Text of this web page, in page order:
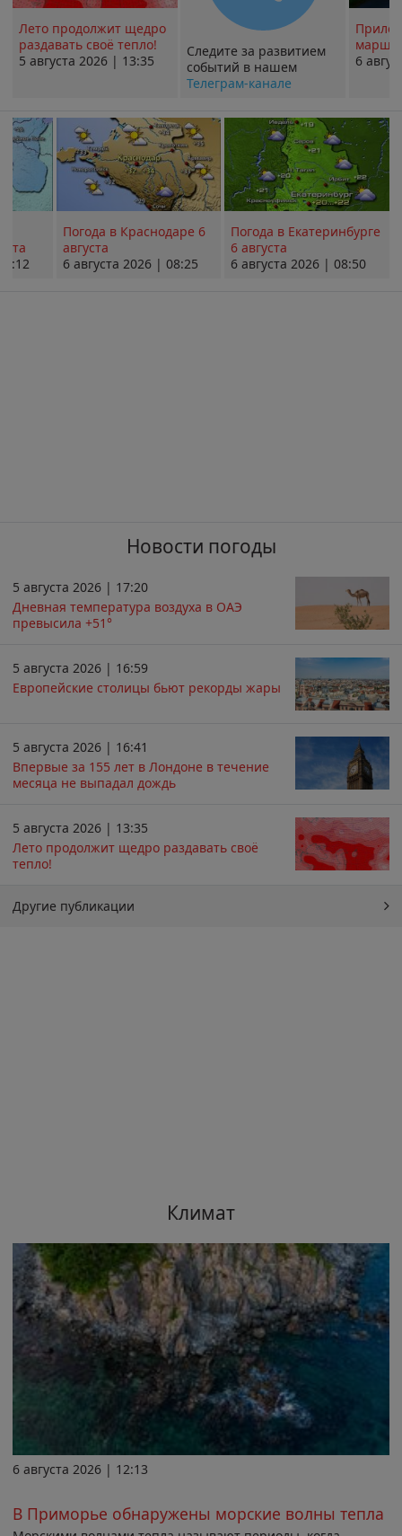
Лето продолжит щедро
раздавать своё тепло!
5 августа 2026 | 13:35
Следите за развитием
событий в нашем
Телеграм-канале
6
Погода в Краснодаре 6
августа
6 августа 2026 | 08:25
Погода в Екатеринбурге
6 августа
6 августа 2026 | 08:50
Новости погоды
5 августа 2026 | 17:20
Дневная температура воздуха в ОАЭ
превысила +51°
5 августа 2026 | 16:59
Европейские столицы бьют рекорды жары
5 августа 2026 | 16:41
Впервые за 155 лет в Лондоне в течение
месяца не выпадал дождь
5 августа 2026 | 13:35
Лето продолжит щедро раздавать своё
тепло!
Другие публикации
Климат
6 августа 2026 | 12:13
В Приморье обнаружены морские волны тепла